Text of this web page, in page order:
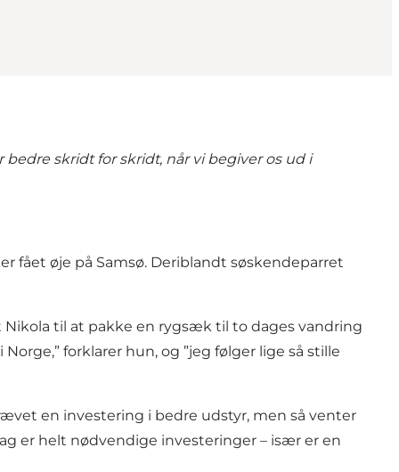
skridt for skridt, når vi begiver os ud i
fået øje på Samsø. Deriblandt søskendeparret
til at pakke en rygsæk til to dages vandring
forklarer hun, og ”jeg følger lige så stille
en investering i bedre udstyr, men så venter
er helt nødvendige investeringer – især er en